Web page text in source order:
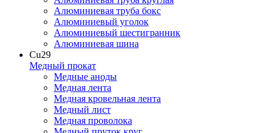
Алюминиевая труба бокс
Алюминиевый уголок
Алюминиевый шестигранник
Алюминиевая шина
Cu29
Медный прокат
Медные аноды
Медная лента
Медная кровельная лента
Медный лист
Медная проволока